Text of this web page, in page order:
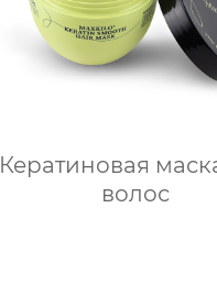
Кератиновая
волос